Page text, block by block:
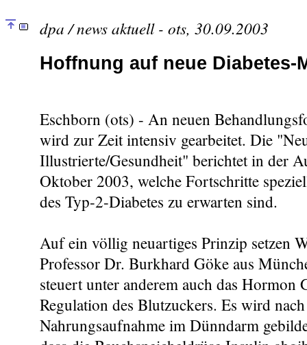
dpa / news aktuell - ots, 30.09.2003
Hoffnung auf neue Diabetes-
Eschborn (ots) - An neuen
wird zur Zeit intensiv gearbeitet. Die
Illustrierte/Gesundheit" berichtet in der
Oktober 2003, welche Fortschritte
des Typ-2-Diabetes zu erwarten sind.
Auf ein völlig neuartiges Prinzip setzen
Professor Dr. Burkhard Göke aus
steuert unter anderem auch das Hormon
Regulation des Blutzuckers. Es wird
Nahrungsaufnahme im Dünndarm